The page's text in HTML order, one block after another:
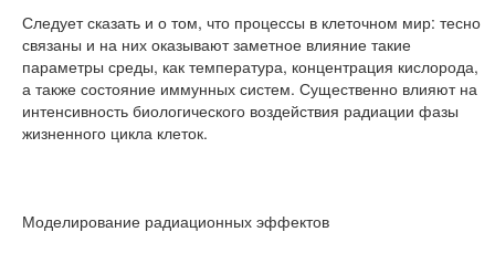
Следует сказать и о том, что процессы в клеточном мир: тесно
связаны и на них оказывают заметное влияние такие
параметры среды, как температура, концентрация кислорода,
а также состояние иммунных систем. Существенно влияют на
интенсивность биологического воздействия радиации фазы
жизненного цикла клеток.
Моделирование радиационных эффектов